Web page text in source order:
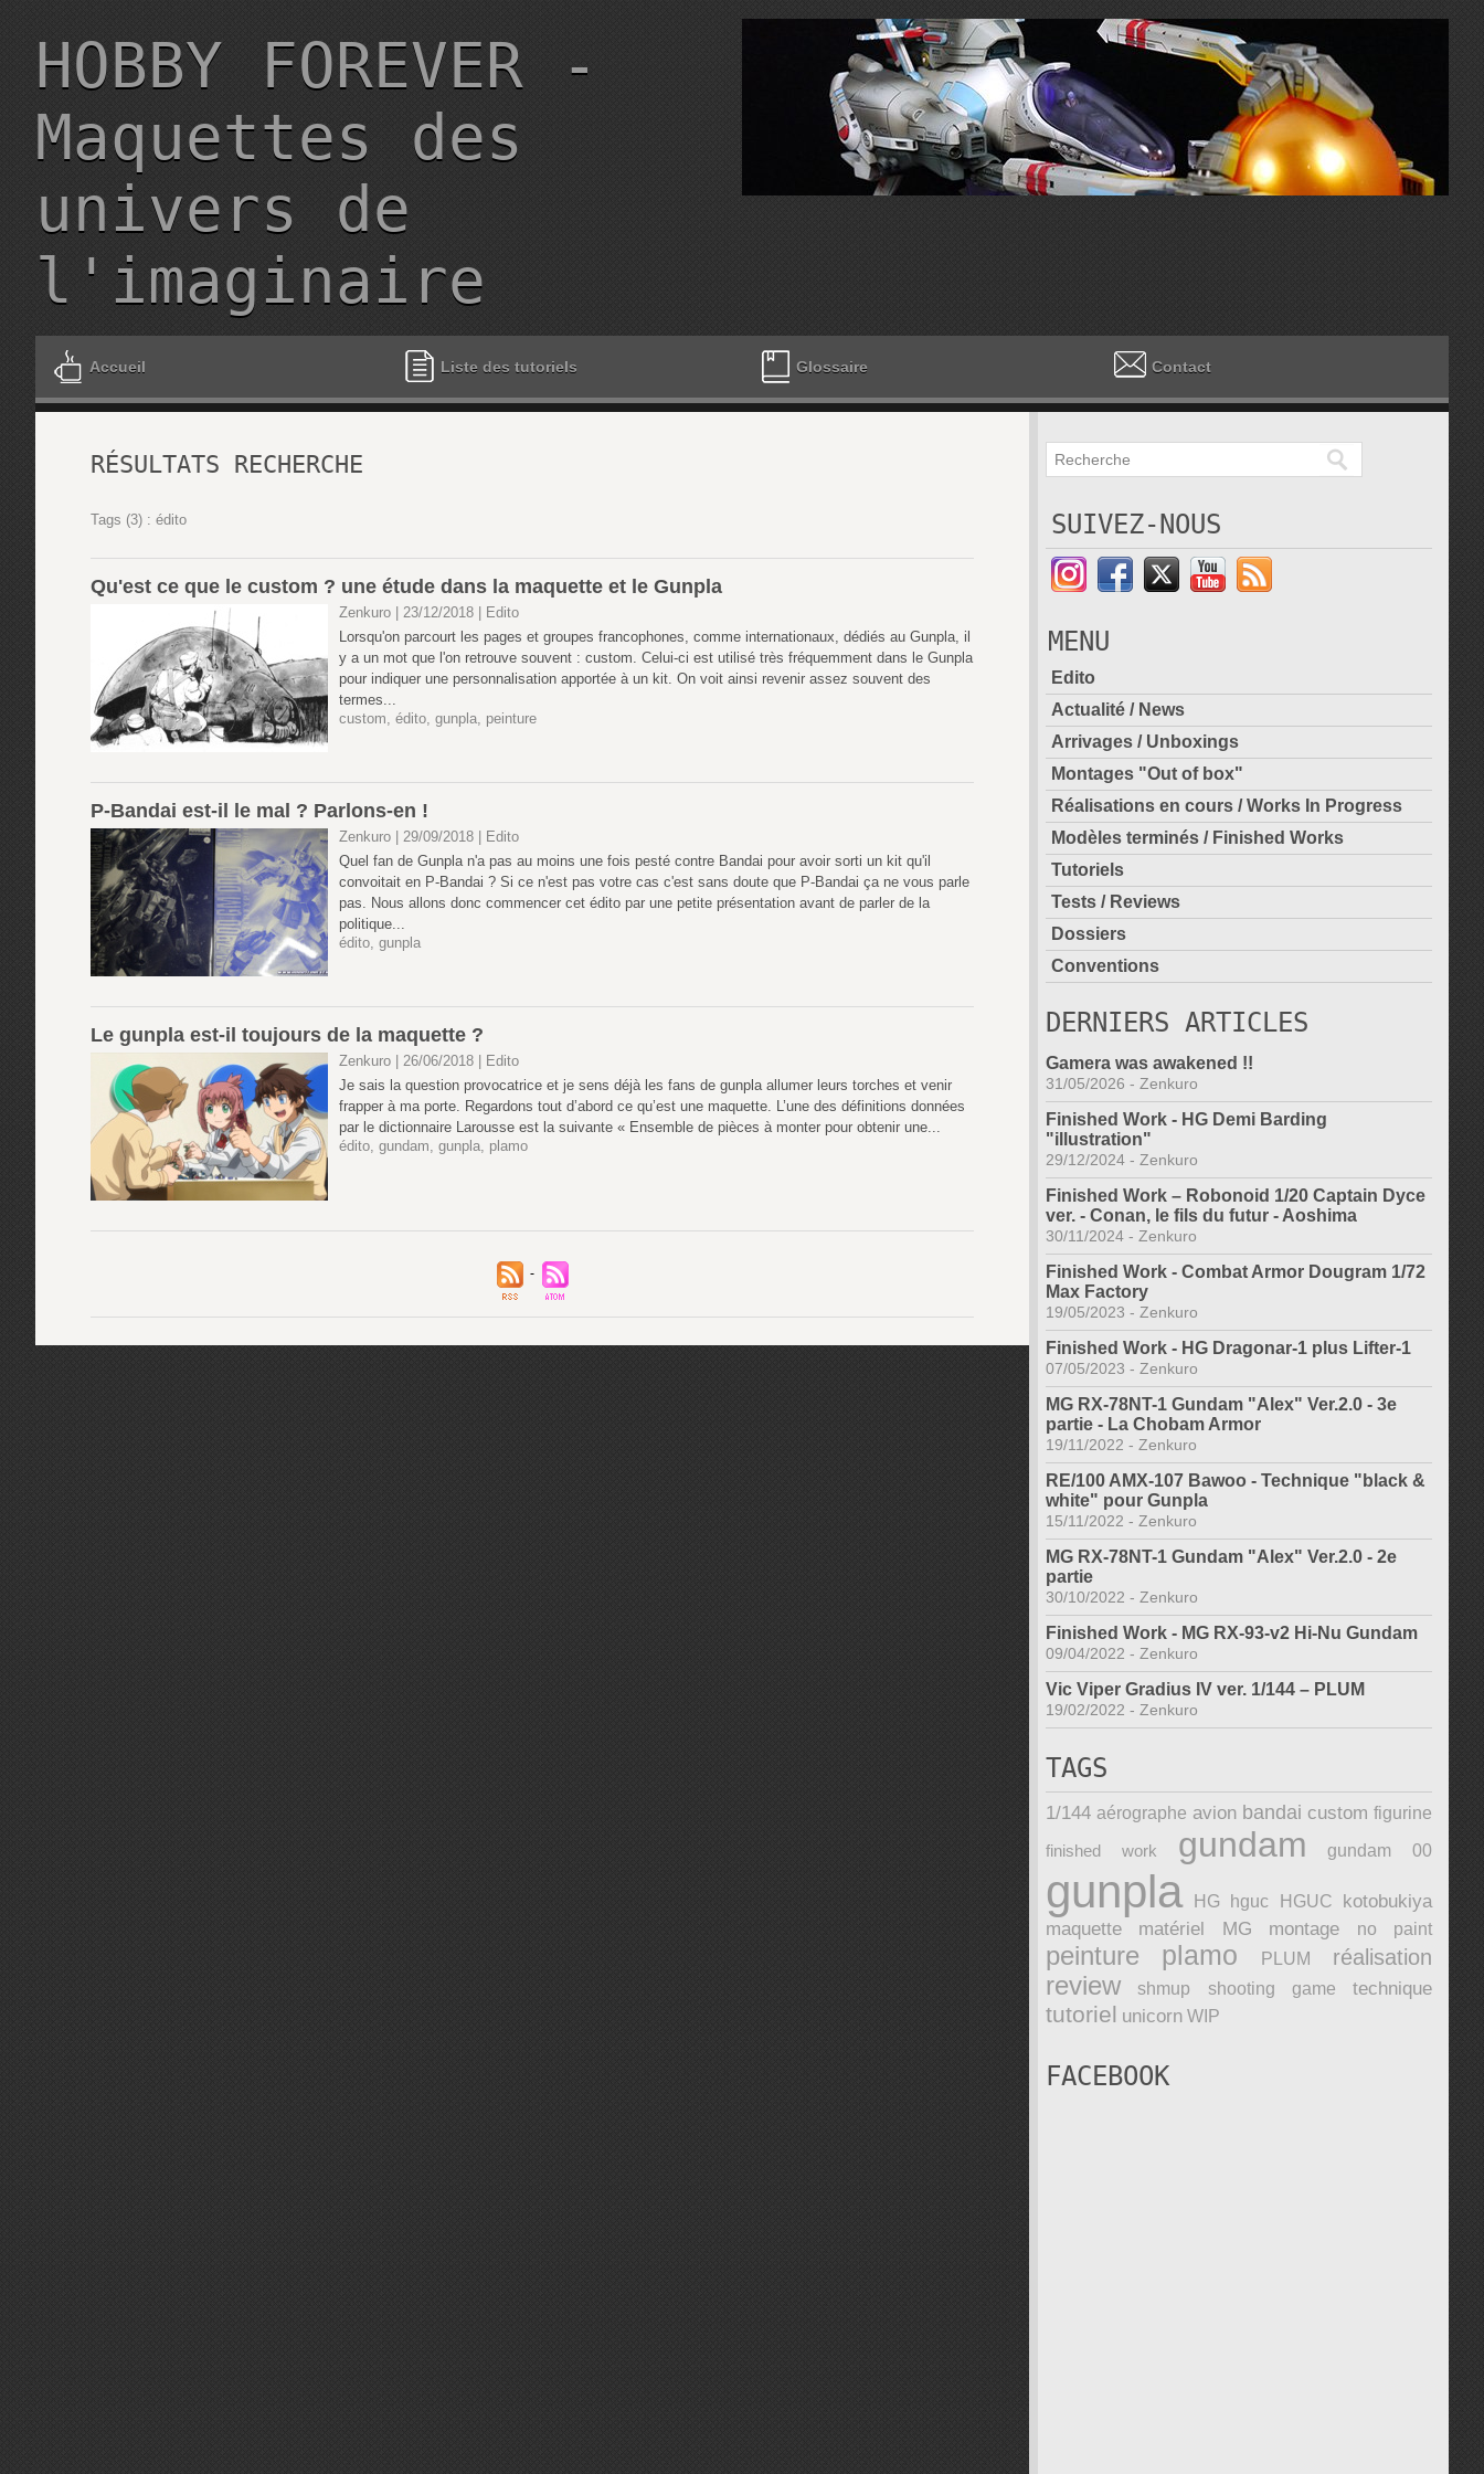
HOBBY FOREVER -
Maquettes des
univers de
l'imaginaire
Accueil Liste des tutoriels Glossaire Contact
RÉSULTATS RECHERCHE
Tags (3) : édito
Qu'est ce que le custom ? une étude dans la maquette et le Gunpla
Zenkuro | 23/12/2018
Edito
Lorsqu'on parcourt les pages et groupes francophones, comme internationaux, dédiés au Gunpla, il
y a un mot que l'on retrouve souvent : custom. Celui-ci est utilisé très fréquemment dans le Gunpla
pour indiquer une personnalisation apportée à un kit. On voit ainsi revenir assez souvent des
termes...
custom, édito, gunpla, peinture
P-Bandai est-il le mal ? Parlons-en !
Zenkuro | 29/09/2018
Edito
Quel fan de Gunpla n'a pas au moins une fois pesté contre Bandai pour avoir sorti un kit qu'il
convoitait en P-Bandai ? Si ce n'est pas votre cas c'est sans doute que P-Bandai ça ne vous parle
pas. Nous allons donc commencer cet édito par une petite présentation avant de parler de la
politique...
édito, gunpla
Le gunpla est-il toujours de la maquette ?
Zenkuro | 26/06/2018
Edito
Je sais la question provocatrice et je sens déjà les fans de gunpla allumer leurs torches et venir
frapper à ma porte. Regardons tout d’abord ce qu’est une maquette. L’une des définitions données
par le dictionnaire Larousse est la suivante « Ensemble de pièces à monter pour obtenir une...
édito, gundam, gunpla, plamo
SUIVEZ-NOUS
MENU
Edito
Actualité / News
Arrivages / Unboxings
Montages "Out of box"
Réalisations en cours / Works In Progress
Modèles terminés / Finished Works
Tutoriels
Tests / Reviews
Dossiers
Conventions
DERNIERS ARTICLES
Gamera was awakened !!
31/05/2026 - Zenkuro
Finished Work - HG Demi Barding
"illustration"
29/12/2024 - Zenkuro
Finished Work – Robonoid 1/20 Captain Dyce
ver. - Conan, le fils du futur - Aoshima
30/11/2024 - Zenkuro
Finished Work - Combat Armor Dougram 1/72
Max Factory
19/05/2023 - Zenkuro
Finished Work - HG Dragonar-1 plus Lifter-1
07/05/2023 - Zenkuro
MG RX-78NT-1 Gundam "Alex" Ver.2.0 - 3e
partie - La Chobam Armor
19/11/2022 - Zenkuro
RE/100 AMX-107 Bawoo - Technique "black &
white" pour Gunpla
15/11/2022 - Zenkuro
MG RX-78NT-1 Gundam "Alex" Ver.2.0 - 2e
partie
30/10/2022 - Zenkuro
Finished Work - MG RX-93-v2 Hi-Nu Gundam
09/04/2022 - Zenkuro
Vic Viper Gradius IV ver. 1/144 – PLUM
19/02/2022 - Zenkuro
TAGS
1/144 aérographe avion bandai custom figurine
finished work
gundam gundam 00
gunpla HG hguc HGUC
kotobukiya
maquette
matériel MG montage no paint
peinture plamo PLUM réalisation
review shmup shooting game technique
tutoriel unicorn WIP
FACEBOOK